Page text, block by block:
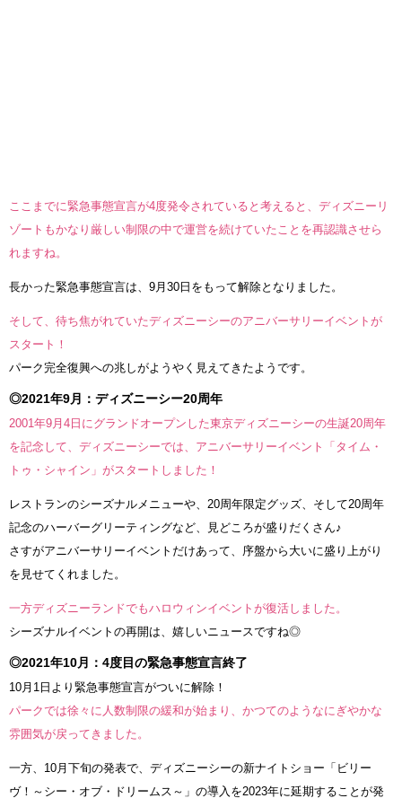
ここまでに緊急事態宣言が4度発令されていると考えると、ディズニーリ
ゾートもかなり厳しい制限の中で運営を続けていたことを再認識させら
れますね。
長かった緊急事態宣言は、9月30日をもって解除となりました。
そして、待ち焦がれていたディズニーシーのアニバーサリーイベントが
スタート！
パーク完全復興への兆しがようやく見えてきたようです。
◎2021年9月：ディズニーシー20周年
2001年9月4日にグランドオープンした東京ディズニーシーの生誕20周年
を記念して、ディズニーシーでは、アニバーサリーイベント「タイム・
トゥ・シャイン」がスタートしました！
レストランのシーズナルメニューや、20周年限定グッズ、そして20周年
記念のハーバーグリーティングなど、見どころが盛りだくさん♪
さすがアニバーサリーイベントだけあって、序盤から大いに盛り上がり
を見せてくれました。
一方ディズニーランドでもハロウィンイベントが復活しました。
シーズナルイベントの再開は、嬉しいニュースですね◎
◎2021年10月：4度目の緊急事態宣言終了
10月1日より緊急事態宣言がついに解除！
パークでは徐々に人数制限の緩和が始まり、かつてのようなにぎやかな
雰囲気が戻ってきました。
一方、10月下旬の発表で、ディズニーシーの新ナイトショー「ビリー
ヴ！～シー・オブ・ドリームス～」の導入を2023年に延期することが発